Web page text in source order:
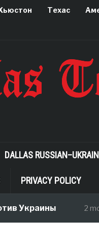
Техас
DALLAS
PRIVACY POLICY
2 months